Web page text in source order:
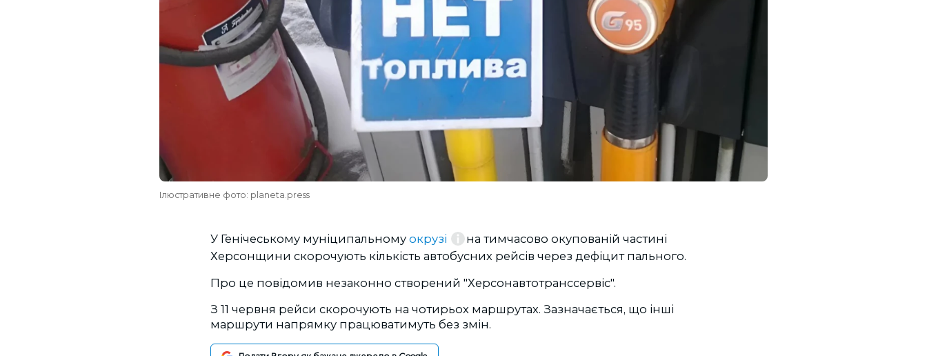
Ілюстративне фото: planeta.press
У Генічеському муніципальному окрузі
на тимчасово окупованій частині
Херсонщини скорочують кількість автобусних рейсів через дефіцит пального.
Про це повідомив незаконно створений "Херсонавтотранссервіс".
З 11 червня рейси скорочують на чотирьох маршрутах. Зазначається, що інші
маршрути напрямку працюватимуть без змін.